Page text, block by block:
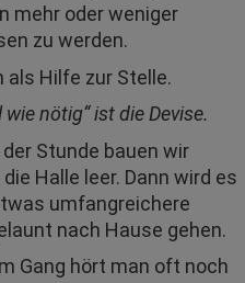
mehr oder weniger
zu werden.
als Hilfe zur Stelle.
nötig“ ist die Devise.
Stunde bauen wir
Halle leer. Dann wird es
umfangreichere
nach Hause gehen.
Gang hört man oft noch